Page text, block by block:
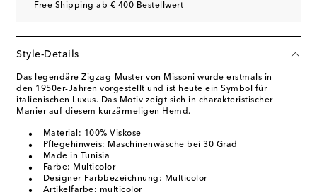
Free Shipping ab € 400 Bestellwert
Style-Details
Das legendäre Zigzag-Muster von Missoni wurde erstmals in
den 1950er-Jahren vorgestellt und ist heute ein Symbol für
italienischen Luxus. Das Motiv zeigt sich in charakteristischer
Manier auf diesem kurzärmeligen Hemd.
Material: 100% Viskose
Pflegehinweis: Maschinenwäsche bei 30 Grad
Made in Tunisia
Farbe: Multicolor
Designer-Farbbezeichnung: Multicolor
Artikelfarbe: multicolor